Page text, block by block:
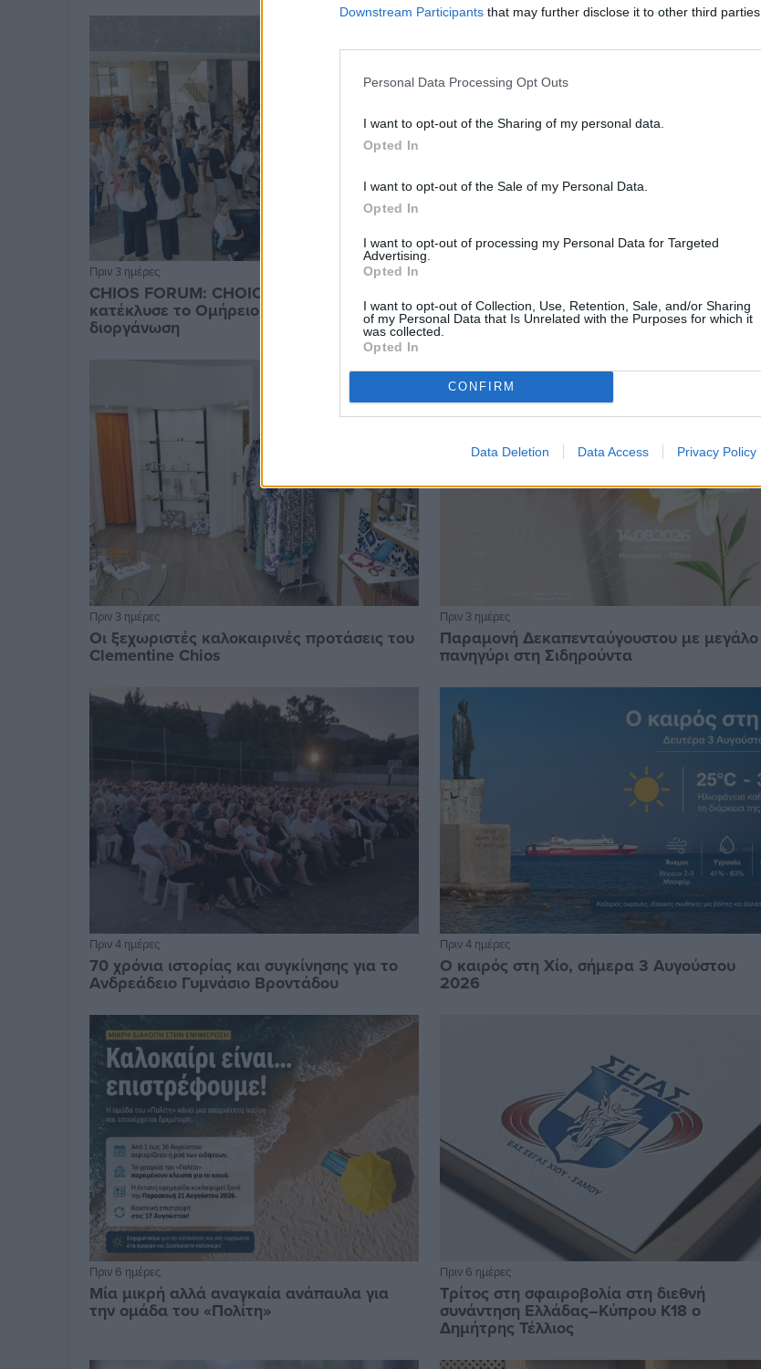
Downstream Participants that may further disclose it to other third parties.
Personal Data Processing Opt Outs
I want to opt-out of the Sharing of my personal data.
Opted In
I want to opt-out of the Sale of my Personal Data.
Opted In
I want to opt-out of processing my Personal Data for Targeted
Advertising.
Opted In
I want to opt-out of Collection, Use, Retention, Sale, and/or Sharing
of my Personal Data that Is Unrelated with the Purposes for which it
was collected.
Opted In
CONFIRM
Data Deletion Data Access Privacy Policy
Πριν 3 ημέρες
CHIOS FORUM: CHOICES- Πλήθος κόσμου
κατέκλυσε το Ομήρειο για την μεγάλη
διοργάνωση
ένταξη στο ανθυγιεινό επίδομα
Πριν 3 ημέρες
Οι ξεχωριστές καλοκαιρινές προτάσεις του
Clementine Chios
Πριν 3 ημέρες
Παραμονή Δεκαπενταύγουστου με μεγάλο
πανηγύρι στη Σιδηρούντα
Πριν 4 ημέρες
70 χρόνια ιστορίας και συγκίνησης για το
Ανδρεάδειο Γυμνάσιο Βροντάδου
Πριν 4 ημέρες
Ο καιρός στη Χίο, σήμερα 3 Αυγούστου
2026
Πριν 6 ημέρες
Μία μικρή αλλά αναγκαία ανάπαυλα για
την ομάδα του «Πολίτη»
Πριν 6 ημέρες
Τρίτος στη σφαιροβολία στη διεθνή
συνάντηση Ελλάδας–Κύπρου Κ18 ο
Δημήτρης Τέλλιος